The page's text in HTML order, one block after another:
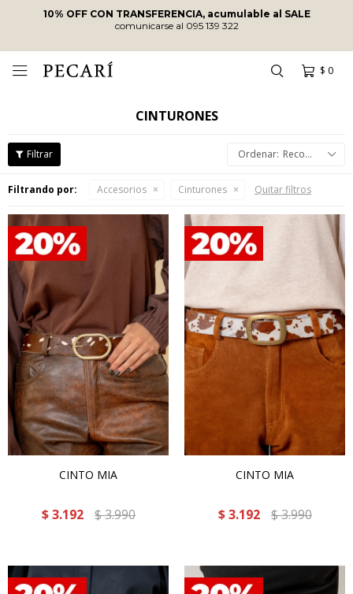
ENVÍOS SIN COSTOA PARTIR DE$10.000·
EN COMPRAS REALIZADAS ANTES DE
$ 0

CINTURONES
Recomendados
Filtrando por: Accesorios Cinturones Quitar filtros
CINTO MIA
$ 3.192 $3.990
CINTO MIA
$ 3.192 $3.990